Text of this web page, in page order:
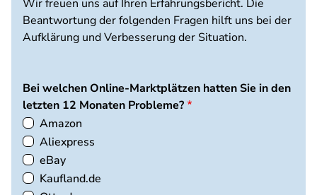
Wir freuen uns auf Ihren Erfahrungsbericht. Die
Beantwortung der folgenden Fragen hilft uns bei der
Aufklärung und Verbesserung der Situation.
Bei welchen Online-Marktplätzen hatten Sie in den
letzten 12 Monaten Probleme?
Amazon
Aliexpress
eBay
Kaufland.de